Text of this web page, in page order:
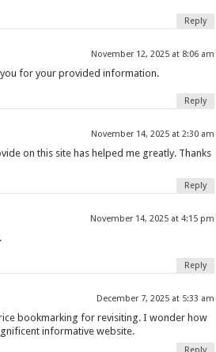
Reply
November 12, 2025 at 8:06 am
for your provided information.
Reply
November 14, 2025 at 2:30 am
on this site has helped me greatly. Thanks
Reply
November 14, 2025 at 4:15 pm
Reply
December 7, 2025 at 5:33 am
bookmarking for revisiting. I wonder how
informative website.
Reply